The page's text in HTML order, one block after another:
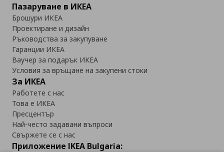
Пазаруване в ИКЕА
Брошури ИКЕА
Проектиране и дизайн
Ръководства за закупуване
Гаранции ИКЕА
Ваучер за подарък ИКЕА
Условия за връщане на закупени стоки
За ИКЕА
Работете с нас
Това е ИКЕА
Пресцентър
Най-често задавани въпроси
Свържете се с нас
Приложение IKEA Bulgaria: